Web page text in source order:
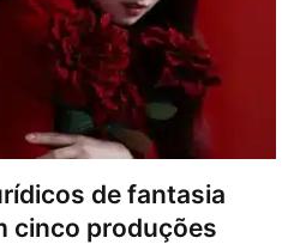
de fantasia
cinco produções